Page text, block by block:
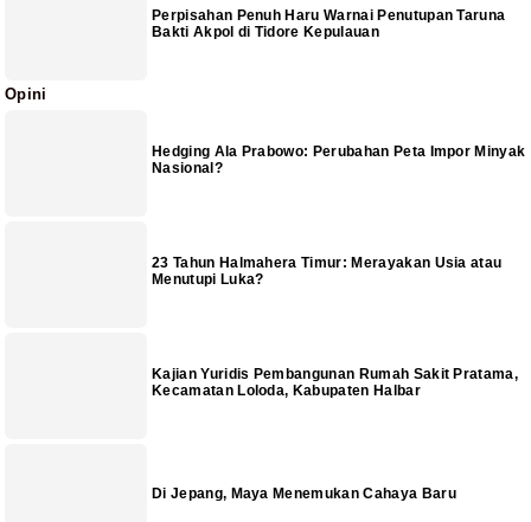
Perpisahan Penuh Haru Warnai Penutupan Taruna
Bakti Akpol di Tidore Kepulauan
Opini
Hedging Ala Prabowo: Perubahan Peta Impor Minyak
Nasional?
23 Tahun Halmahera Timur: Merayakan Usia atau
Menutupi Luka?
Kajian Yuridis Pembangunan Rumah Sakit Pratama,
Kecamatan Loloda, Kabupaten Halbar
Di Jepang, Maya Menemukan Cahaya Baru